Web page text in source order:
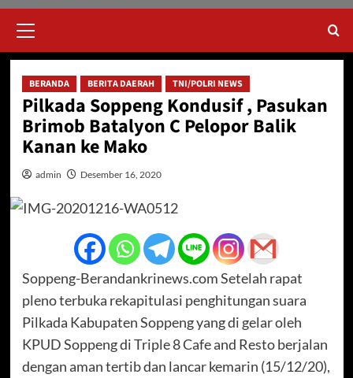
Menu
BERANDA BERITA DAERAH TNI/POLRI NEWS
Pilkada Soppeng Kondusif , Pasukan
Brimob Batalyon C Pelopor Balik
Kanan ke Mako
admin Desember 16, 2020
Soppeng-Berandankrinews.com Setelah rapat
pleno terbuka rekapitulasi penghitungan suara
Pilkada Kabupaten Soppeng yang di gelar oleh
KPUD Soppeng di Triple 8 Cafe and Resto berjalan
dengan aman tertib dan lancar kemarin (15/12/20),